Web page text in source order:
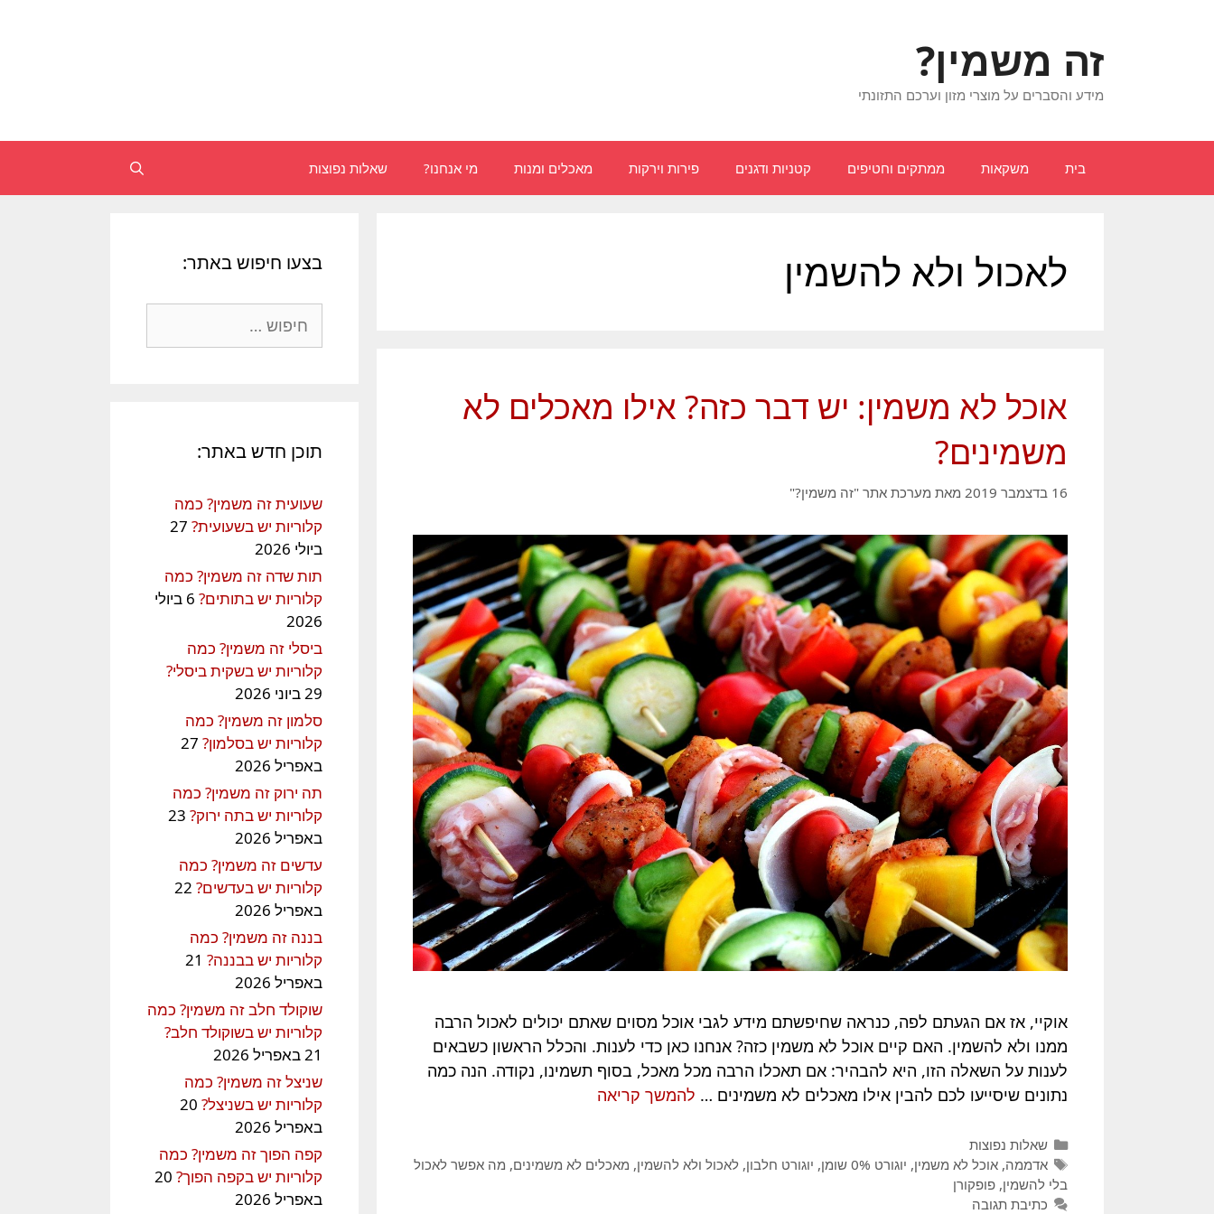
זה משמין?
מידע והסברים על מוצרי מזון וערכם התזונתי
בית משקאות ממתקים וחטיפים קטניות ודגנים פירות וירקות מאכלים ומנות מי אנחנו? שאלות נפוצות חיפוש
לאכול ולא להשמין
אוכל לא משמין: יש דבר כזה? אילו מאכלים לא
משמינים?
16 בדצמבר 2019 מאת מערכת אתר "זה משמין?"
אוקיי, אז אם הגעתם לפה, כנראה שחיפשתם מידע לגבי אוכל מסוים שאתם יכולים לאכול הרבה
ממנו ולא להשמין. האם קיים אוכל לא משמין כזה? אנחנו כאן כדי לענות. והכלל הראשון כשבאים
לענות על השאלה הזו, היא להבהיר: אם תאכלו הרבה מכל מאכל, בסוף תשמינו, נקודה. הנה כמה
נתונים שיסייעו לכם להבין אילו מאכלים לא משמינים … להמשך קריאה
יש
קטגוריות
שאלות נפוצות
תגיות
אדממה,אוכל לא משמין, יוגורט 0% שומן , יוגורט חלבון,לאכול ולא להשמין, מאכלים לא משמינים, מה אפשר לאכול
בלי להשמין, פופקורן
כתיבת תגובה
בצעו חיפוש באתר:
תוכן חדש באתר:
שעועית זה משמין? כמה
קלוריות יש בשעועית? 27
ביולי 2026
תות שדה זה משמין? כמה
קלוריות יש בתותים?
6 ביולי
2026
ביסלי זה משמין? כמה
קלוריות יש בשקית ביסלי?
29 ביוני 2026
סלמון זה משמין? כמה
קלוריות יש בסלמון? 27
באפריל 2026
תה ירוק זה משמין? כמה
קלוריות יש בתה ירוק? 23
באפריל 2026
עדשים זה משמין? כמה
קלוריות יש בעדשים? 22
באפריל 2026
בננה זה משמין? כמה
קלוריות יש בבננה? 21
באפריל 2026
שוקולד חלב זה משמין? כמה
קלוריות יש בשוקולד חלב?
21 באפריל 2026
שניצל זה משמין? כמה
קלוריות יש בשניצל? 20
באפריל 2026
קפה הפוך זה משמין? כמה
קלוריות יש בקפה הפוך? 20
באפריל 2026